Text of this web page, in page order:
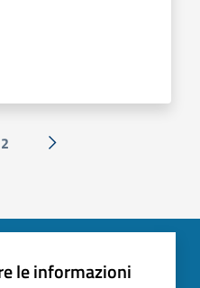
2 Successiva »
le informazioni